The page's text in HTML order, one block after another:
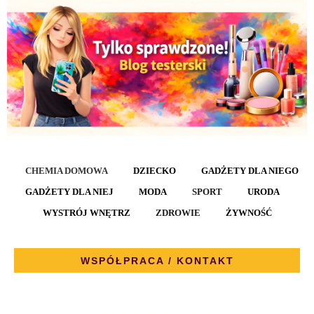
CHEMIA DOMOWA DZIECKO
GADŻETY DLA NIEGO
GADŻETY DLA NIEJ
MODA SPORT
URODA
WYSTRÓJ WNĘTRZ
ZDROWIE ŻYWNOŚĆ
WSPÓŁPRACA / KONTAKT